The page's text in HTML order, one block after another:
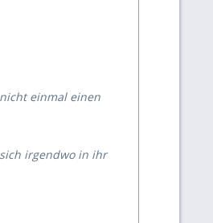
einmal einen
irgendwo in ihr